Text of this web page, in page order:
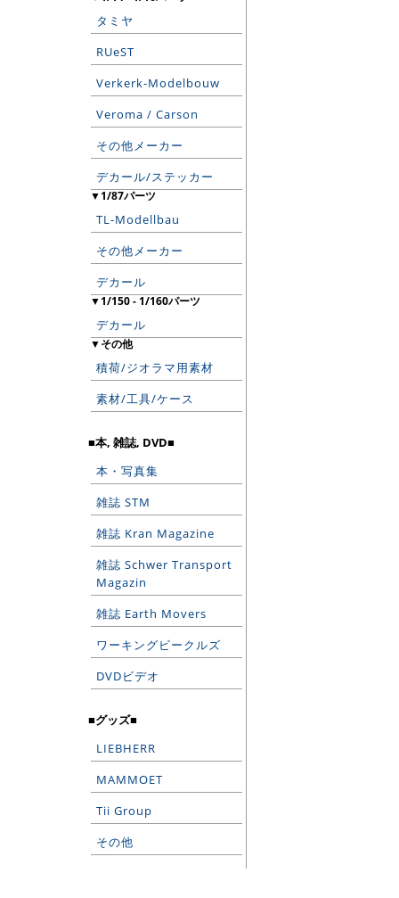
タミヤ
RUeST
Verkerk-Modelbouw
Veroma / Carson
その他メーカー
デカール/ステッカー
▼1/87パーツ
TL-Modellbau
その他メーカー
デカール
▼1/150 - 1/160パーツ
デカール
▼その他
積荷/ジオラマ用素材
素材/工具/ケース
■本, 雑誌, DVD■
本・写真集
雑誌 STM
雑誌 Kran Magazine
雑誌 Schwer Transport
Magazin
雑誌 Earth Movers
ワーキングビークルズ
DVDビデオ
■グッズ■
LIEBHERR
MAMMOET
Tii Group
その他